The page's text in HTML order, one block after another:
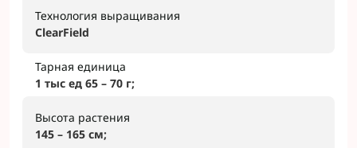
Технология выращивания
ClearField
Тарная единица
1 тыс ед 65 – 70 г;
Высота растения
145 – 165 см;